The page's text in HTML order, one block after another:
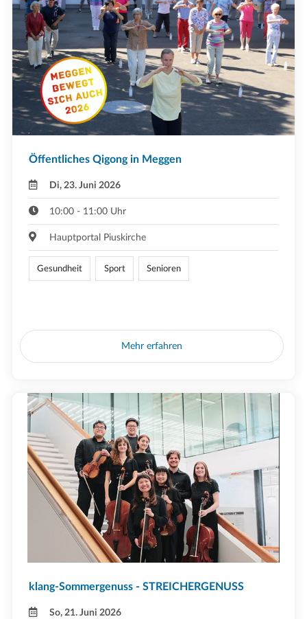
Öffentliches Qigong in Meggen
Di, 23. Juni 2026
10:00 - 11:00 Uhr
Hauptportal Piuskirche
Gesundheit Sport Senioren
Mehr erfahren
klang-Sommergenuss - STREICHERGENUSS
So, 21. Juni 2026